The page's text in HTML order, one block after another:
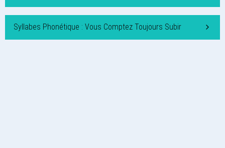
Syllabes Phonétique : Vous Comptez Toujours Subir